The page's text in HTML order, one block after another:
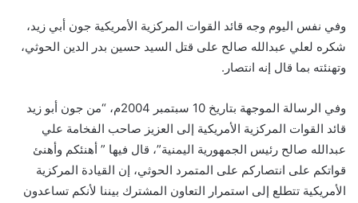
وفي نفس اليوم وجه قائد القوات المركزية الأمريكية جون أبي زيد،
شكره لعلي عبدالله صالح على قتل السيد حسين بدر الدين الحوثي،
وتهنئته بما قال إنه انتصار.
وفي الرسالة الموجهة بتاريخ 10 سبتمبر 2004م، “من جون أبو زيد
قائد القوات المركزية الأمريكية إلى العزيز صاحب الفخامة علي
عبدالله صالح رئيس الجمهورية اليمنية”، قال فيها ” أهنئكم وأهنئ
قواتكم على انتصاركم على المتمرد الحوثي، إن القيادة المركزية
الأمريكية تتطلع إلى استمرار التعاون المشترك بيننا لأنكم تساعدون